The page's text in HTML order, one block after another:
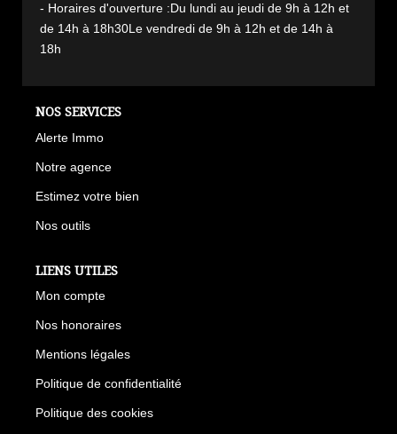
- Horaires d'ouverture :Du lundi au jeudi de 9h à 12h et
de 14h à 18h30Le vendredi de 9h à 12h et de 14h à
18h
NOS SERVICES
Alerte Immo
Notre agence
Estimez votre bien
Nos outils
LIENS UTILES
Mon compte
Nos honoraires
Mentions légales
Politique de confidentialité
Politique des cookies